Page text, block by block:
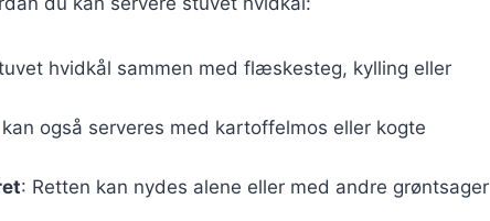
hvidkål sammen med flæskesteg, kylling eller
også serveres med kartoffelmos eller kogte
: Retten kan nydes alene eller med andre grøntsager